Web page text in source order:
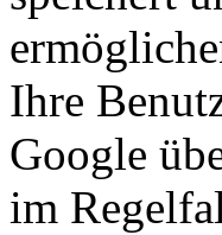
Ihre
Google
im